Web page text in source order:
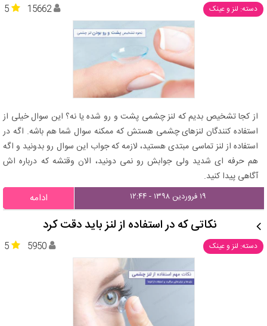
دسته: لنز و عینک 5 15662
از کجا تشخیص بدیم که لنز چشمی پشت و رو شده یا نه؟ این سوال خیلی از
استفاده کنندگان لنزهای چشمی هستش که ممکنه سوال شما هم باشه. اگه در
استفاده از لنز تماسی مبتدی هستید، لازمه که جواب این سوال رو بدونید و اگه
هم حرفه ای شدید ولی جوابش رو نمی دونید، الان وقتشه که درباره اش
آگاهی پیدا کنید.
۱۹ فروردین ۱۳۹۸ - ۱۲:۴۴ ادامه
نکاتی که در استفاده از لنز باید دقت کرد
دسته: لنز و عینک 5 5950